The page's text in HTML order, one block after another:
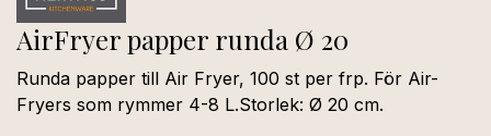
AirFryer papper runda Ø 20
Runda papper till Air Fryer, 100 st per frp. För Air-
Fryers som rymmer 4-8 L.Storlek: Ø 20 cm.